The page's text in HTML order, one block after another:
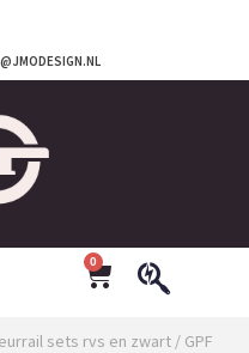
0
sets rvs en zwart/ GPF